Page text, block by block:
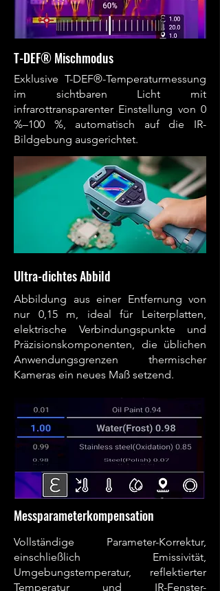
T-DEF® Mischmodus
Exklusive T-DEF®-Temperaturmessung
im sichtbaren Licht mit
infrarottransparenter Einstellung von 0
%–100 %, automatisch auf die IR-
Bildgebung ausgerichtet.
Ultra-dichtes Abbild
Abbildung aus einer Entfernung von
nur 0,15 m, ideal für Leiterplatten,
elektrische Verbindungspunkte und
Präzisionskomponenten, die üblichen
Anwendungsgrenzen thermischer
Kameras ein neues Maß setzend.
Messparameterkompensation
Vollständige Parameter-Korrektur,
einschließlich Emissivität,
Umgebungstemperatur, reflektierter
Temperatur und IR-Fenster-